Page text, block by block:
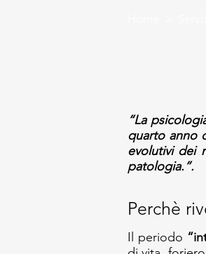
“La
quarto anno
evolutivi dei
patologia.”.
Perchè
Il periodo